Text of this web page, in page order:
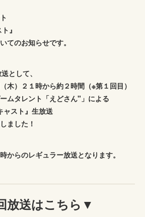
』
てのお知らせです。
として、
木）２１時から約２時間（※第１回目）
ムタレント「えどさん"」による
ャスト』生放送
ました！
からのレギュラー放送となります。
放送はこちら▼